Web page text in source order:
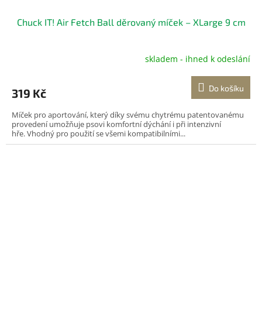
Chuck IT! Air Fetch Ball děrovaný míček – XLarge 9 cm
skladem - ihned k odeslání
319 Kč Do košíku
Míček pro aportování, který díky svému chytrému patentovanému
provedení umožňuje psovi komfortní dýchání i při intenzivní
hře. Vhodný pro použití se všemi kompatibilními...